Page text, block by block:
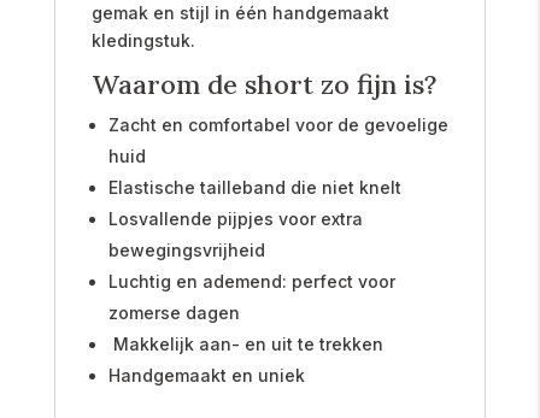
gemak en stijl in één handgemaakt
kledingstuk.
Waarom de short zo fijn is?
Zacht en comfortabel voor de gevoelige
huid
Elastische tailleband die niet knelt
Losvallende pijpjes voor extra
bewegingsvrijheid
Luchtig en ademend: perfect voor
zomerse dagen
Makkelijk aan- en uit te trekken
Handgemaakt en uniek